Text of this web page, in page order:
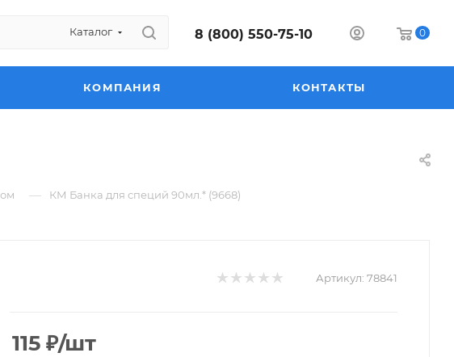
Каталог 8 (800) 550-75-10 0
КОМПАНИЯ КОНТАКТЫ
— КМ Банка для специй 90мл.* (9668)
Артикул: 78841
115 ₽/шт